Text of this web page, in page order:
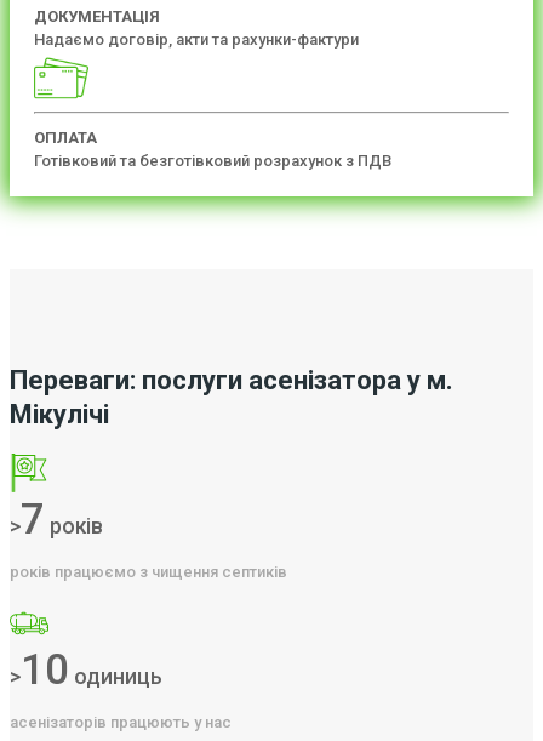
ДОКУМЕНТАЦІЯ
Надаємо договір, акти та рахунки-фактури
ОПЛАТА
Готівковий та безготівковий розрахунок з ПДВ
Переваги: послуги асенізатора у м.
Мікулічі
>7 років
років працюємо з чищення септиків
>10 одиниць
асенізаторів працюють у нас